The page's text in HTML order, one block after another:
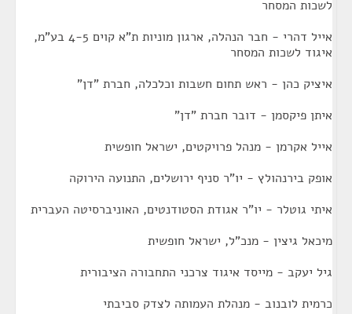
לשכות המסחר
אייל דהרי - חבר הנהלה, ארגון מוניות ת"א קוים 4-5 בע"מ,
איגוד לשכות המסחר
איציק כהן - ראש תחום חשבות וכלכלה, חברת "דן"
איתן פיקסמן - דובר חברת "דן"
אייל אקרמן - מנהל פרויקטים, ישראל חופשית
אופק בירנהולץ - יו"ר סניף ירושלים, התנועה הירוקה
איתי גוטלר - יו"ר אגודת הסטודנטים, האוניברסיטה העברית
מיכאל גיצין - מנכ"ל, ישראל חופשית
גיל יעקב - מייסד איגוד צרכני התחבורה הציבורית
כרמית לובנוב - מנהלת העמותה לצדק סביבתי